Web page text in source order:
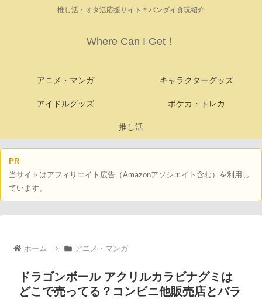
推し活・オタ活応援サイト＊バンダイ食玩紹介
Where Can I Get！
アニメ・マンガ キャラクターグッズ
アイドルグッズ ポケカ・トレカ
推し活
PR
当サイトはアフィリエイト広告（Amazonアソシエイト含む）を利用し
ています。
ホーム アニメ・マンガ
ドラゴンボール アクリルカラビナグミは
どこで売ってる？コンビニ他販売店とバラ